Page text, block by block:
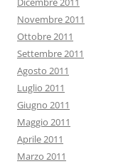
Novembre 2011
Ottobre 2011
Settembre 2011
Agosto 2011
Luglio 2011
Giugno 2011
Maggio 2011
Aprile 2011
Marzo 2011